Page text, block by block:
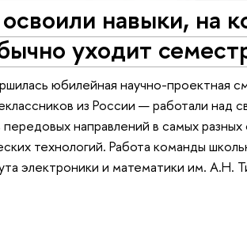
навыки, на
уходит
юбилейная научно-проектная
из России — работали над
направлений в самых
технологий. Работа команды
электроники и математики им.